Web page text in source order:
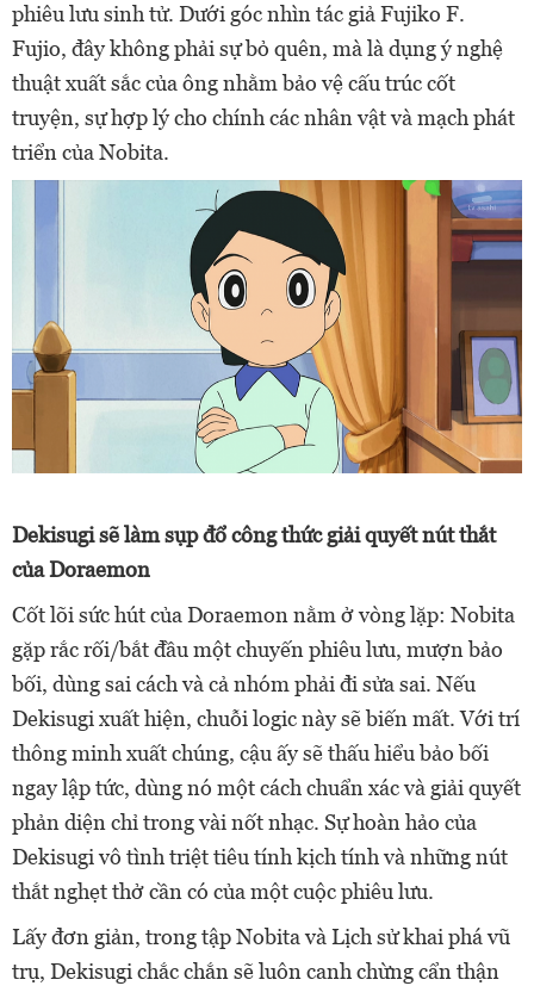
phiêu lưu sinh tử. Dưới góc nhìn tác giả Fujiko F.
Fujio, đây không phải sự bỏ quên, mà là dụng ý nghệ
thuật xuất sắc của ông nhằm bảo vệ cấu trúc cốt
truyện, sự hợp lý cho chính các nhân vật và mạch phát
triển của Nobita.
Dekisugi sẽ làm sụp đổ công thức giải quyết nút thắt
của Doraemon
Cốt lõi sức hút của Doraemon nằm ở vòng lặp: Nobita
gặp rắc rối/bắt đầu một chuyến phiêu lưu, mượn bảo
bối, dùng sai cách và cả nhóm phải đi sửa sai. Nếu
Dekisugi xuất hiện, chuỗi logic này sẽ biến mất. Với trí
thông minh xuất chúng, cậu ấy sẽ thấu hiểu bảo bối
ngay lập tức, dùng nó một cách chuẩn xác và giải quyết
phản diện chỉ trong vài nốt nhạc. Sự hoàn hảo của
Dekisugi vô tình triệt tiêu tính kịch tính và những nút
thắt nghẹt thở cần có của một cuộc phiêu lưu.
Lấy đơn giản, trong tập Nobita và Lịch sử khai phá vũ
trụ, Dekisugi chắc chắn sẽ luôn canh chừng cẩn thận